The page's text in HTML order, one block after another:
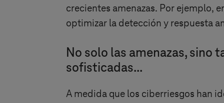
crecientes amenazas. Por ejemplo,
optimizar la detección y respuesta
No solo las amenazas, sino
sofisticadas...
A medida que los ciberriesgos han